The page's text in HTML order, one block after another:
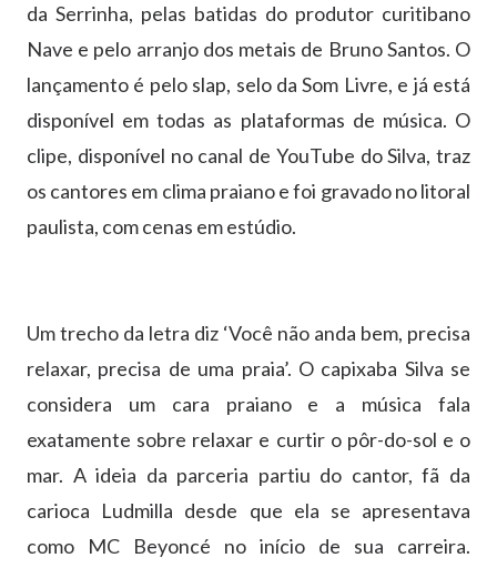
da Serrinha, pelas batidas do produtor curitibano
Nave e pelo arranjo dos metais de Bruno Santos. O
lançamento é pelo slap, selo da Som Livre, e já está
disponível em todas as plataformas de música. O
clipe, disponível no canal de YouTube do Silva, traz
os cantores em clima praiano e foi gravado no litoral
paulista, com cenas em estúdio.
Um trecho da letra diz ‘Você não anda bem, precisa
relaxar, precisa de uma praia’. O capixaba Silva se
considera um cara praiano e a música fala
exatamente sobre relaxar e curtir o pôr-do-sol e o
mar. A ideia da parceria partiu do cantor, fã da
carioca Ludmilla desde que ela se apresentava
como MC Beyoncé no início de sua carreira.